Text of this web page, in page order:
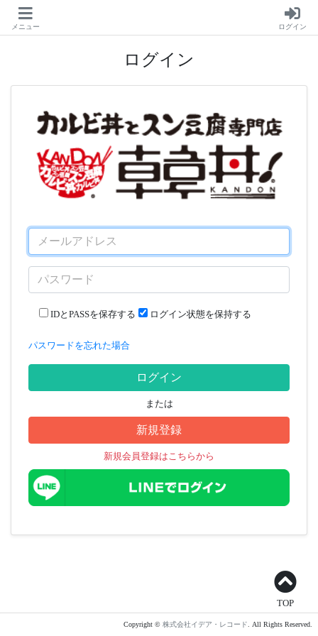
メニュー ログイン
ログイン
IDとPASSを保存する ログイン状態を保持する
パスワードを忘れた場合
ログイン
または
新規登録
新規会員登録はこちらから
Copyright © 株式会社イデア・レコード . All Rights Reserved.
TOP